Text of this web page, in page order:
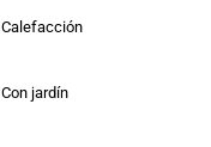
Calefacción
Con jardín